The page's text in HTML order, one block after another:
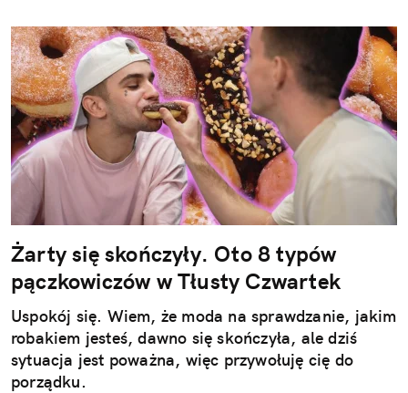
Żarty się skończyły. Oto 8 typów
pączkowiczów w Tłusty Czwartek
Uspokój się. Wiem, że moda na sprawdzanie, jakim
robakiem jesteś, dawno się skończyła, ale dziś
sytuacja jest poważna, więc przywołuję cię do
porządku.